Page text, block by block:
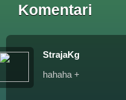
Komentari
StrajaKg
hahaha +